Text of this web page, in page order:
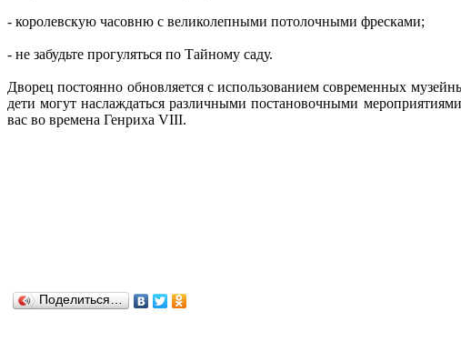
- королевскую часовню с великолепными потолочными фресками;
- не забудьте прогуляться по Тайному саду.
Дворец постоянно обновляется с использованием современных
дети могут наслаждаться различными постановочными
вас во времена Генриха VIII.
Поделиться…